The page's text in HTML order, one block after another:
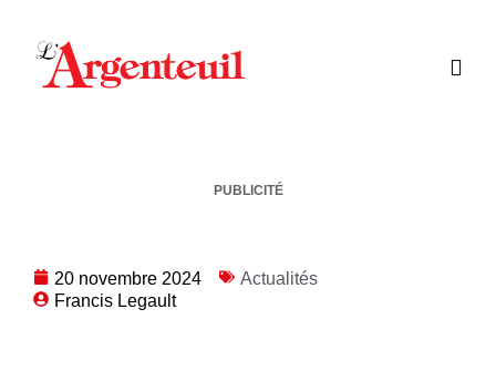
PUBLICITÉ
20 novembre 2024
Actualités
Francis Legault